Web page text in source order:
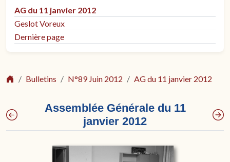
AG du 11 janvier 2012
Geslot Voreux
Dernière page
Bulletins N°89 Juin 2012 AG du 11 janvier 2012
Assemblée Générale du 11
janvier 2012